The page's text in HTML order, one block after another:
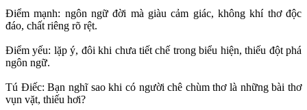
Điểm mạnh: ngôn ngữ đời mà giàu cảm giác, không khí thơ độc
đáo, chất riêng rõ rệt.
Điểm yếu: lặp ý, đôi khi chưa tiết chế trong biểu hiện, thiếu đột phá
ngôn ngữ.
Tú Điếc: Bạn nghĩ sao khi có người chê chùm thơ là những bài thơ
vụn vặt, thiếu hơi?